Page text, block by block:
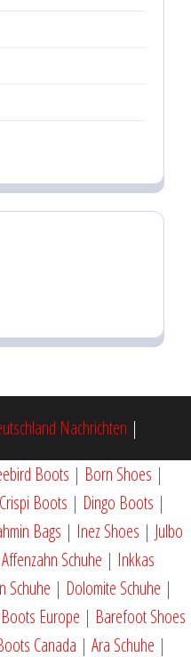
Nachrichten |
Boots | Born Shoes |
Crispi Boots | Dingo Boots |
Bags | Inez Shoes | Julbo
Affenzahn Schuhe | Inkkas
Schuhe | Dolomite Schuhe |
Boots Europe | Barefoot Shoes
Canada | Ara Schuhe |